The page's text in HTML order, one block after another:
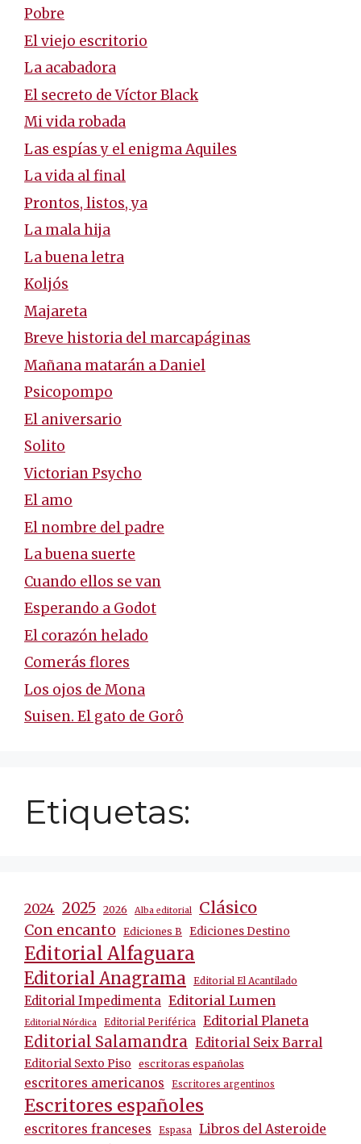
Pobre
El viejo escritorio
La acabadora
El secreto de Víctor Black
Mi vida robada
Las espías y el enigma Aquiles
La vida al final
Prontos, listos, ya
La mala hija
La buena letra
Koljós
Majareta
Breve historia del marcapáginas
Mañana matarán a Daniel
Psicopompo
El aniversario
Solito
Victorian Psycho
El amo
El nombre del padre
La buena suerte
Cuando ellos se van
Esperando a Godot
El corazón helado
Comerás flores
Los ojos de Mona
Suisen. El gato de Gorô
Etiquetas:
2024 2025 2026 Alba editorial Clásico
Con encanto Ediciones B Ediciones Destino
Editorial Alfaguara
Editorial Anagrama Editorial El Acantilado
Editorial Impedimenta Editorial Lumen
Editorial Nórdica Editorial Periférica Editorial Planeta
Editorial Salamandra Editorial Seix Barral
Editorial Sexto Piso escritoras españolas
escritores americanos Escritores argentinos
Escritores españoles
escritores franceses Espasa Libros del Asteroide